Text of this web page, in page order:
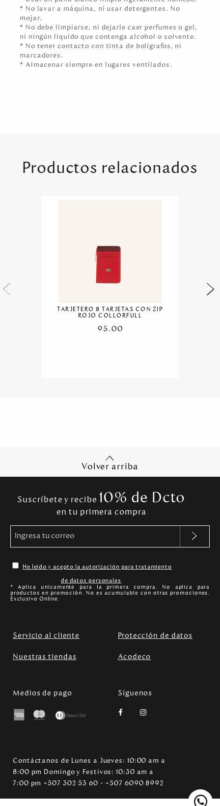
* No lavar a máquina, ni usar detergentes. No
mojar.
* No debe limpiarse, ni dejarle caer perfumes o gel,
ni ningún líquido que contenga alcohol o solvente.
* No tener contacto con tinta de bolígrafos, ni
marcadores.
* Almacenar siempre en lugares ventilados.
Productos relacionados
TARJETERO 8 TARJETAS CON ZIP
ROJO COLLORFULL
95.00
Volver arriba
Suscríbete y recibe 10% de Dcto
en tu primera compra
He leído y acepto la autorización para tratamiento
de datos personales.
* Aplica unicamente para la primera compra. No aplica para
productos en promoción. No es acumulable con otras promociones.
Exclusivo Online.
Servicio al cliente Protección de datos
Nuestras tiendas Acodeco
Medios de pago Síguenos
Contáctanos de Lunes a Jueves: 10:00 am a
8:00 pm Domingo y Festivos: 10:30 am a
7:00 pm +507 302 53 60 - +507 6090 8992